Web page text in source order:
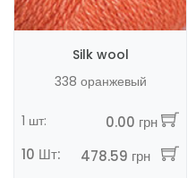
Silk wool
338 оранжевый
1 шт:
0.00 грн
10 Шт:
478.59 грн